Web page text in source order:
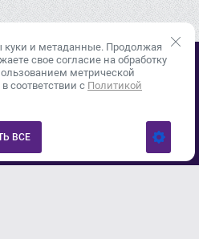
дом 3, корпус 3,
куки и метаданные. Продолжая
свое согласие на обработку
метрической
соответствии с Политикой
ВСЕ